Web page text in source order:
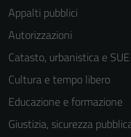
Appalti pubblici
Autorizzazioni
Catasto, urbanistica e SUE
Cultura e tempo libero
Educazione e formazione
Giustizia, sicurezza